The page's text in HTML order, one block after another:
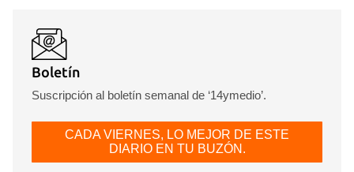
Boletín
Suscripción al boletín semanal de ‘14ymedio’.
CADA VIERNES, LO MEJOR DE ESTE
DIARIO EN TU BUZÓN.